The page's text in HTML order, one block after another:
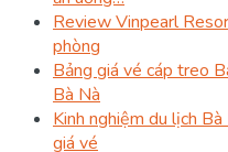
Review Vinpearl
phòng
Bảng giá vé cáp treo
Bà Nà
Kinh nghiệm du lịch
giá vé